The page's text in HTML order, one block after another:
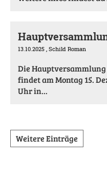
13.10.2025 , Schild Roman
Die
findet am Montag 15.
Uhr in...
Weitere Einträge